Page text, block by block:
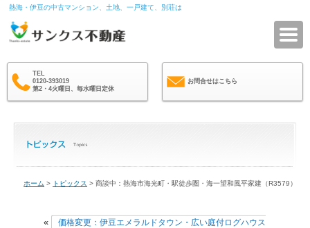
熱海・伊豆の中古マンション、土地、一戸建て、別荘は
TEL
0120-393019
第2・4火曜日、毎水曜日定休
お問合せはこちら
ホーム > トピックス > 商談中：熱海市海光町・駅徒歩圏・海一望和風平家建（R3579）
«
価格変更：伊豆エメラルドタウン・広い庭付ログハウス